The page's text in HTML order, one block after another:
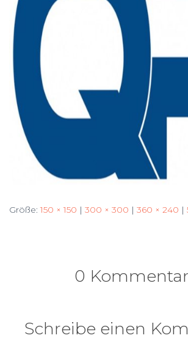
Größe:150 × 150 | 300 × 300 | 360 × 240 |
0
Schreibe einen